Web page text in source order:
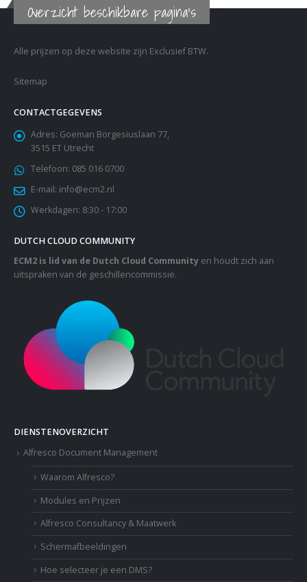
Overzicht beschikbare pagina's
Alle prijzen op deze website zijn Exclusief BTW.
Sitemap
CONTACTGEGEVENS
Adres: Goeman Borgesiuslaan 77,
3515 ET Utrecht
Telefoon: 085 016 0700
E-mail: info@ecm2.nl
Werkdagen: 8:30 - 17:00
DUTCH CLOUD COMMUNITY
ECM2 is lid van de Dutch Cloud Community en houdt zich aan
uitspraken van de geschillencommissie.
DIENSTENOVERZICHT
Alfresco Document Management
Waarom Alfresco?
Modules en Prijzen
Alfresco Consultancy & Maatwerk
Schermafbeeldingen
Hoe selecteer je een DMS?